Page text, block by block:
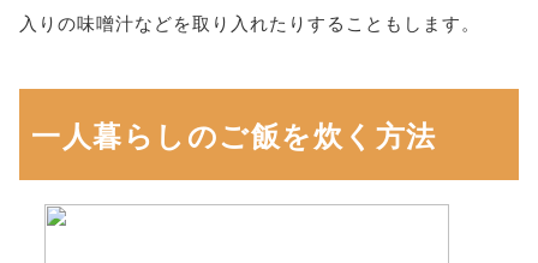
入りの味噌汁などを取り入れたりすることもします。
一人暮らしのご飯を炊く方法